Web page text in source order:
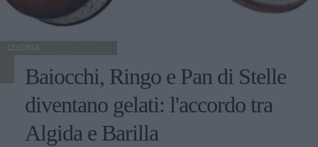
CUCINA
Baiocchi, Ringo e Pan di Stelle
diventano gelati: l'accordo tra
Algida e Barilla